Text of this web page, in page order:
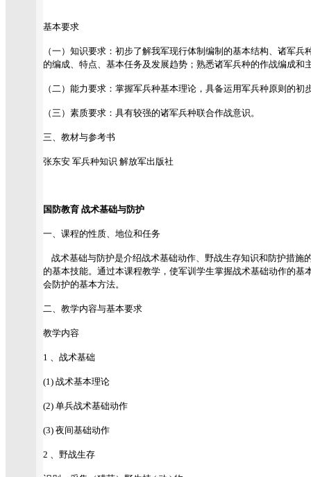
基本要求
（一）知识要求：初步了解我军现行体制编制的基本结构、诸军
的编成、特点、基本任务及发展趋势；熟悉诸军兵种的作战编成和
（二）能力要求：掌握军兵种基本理论，具备运用军兵种原则的初
（三）素质要求：具有较强的诸军兵种联合作战意识。
三、教材与参考书
张东安 军兵种知识 解放军出版社
国防教育 战术基础与防护
一、课程的性质、地位和任务
战术基础与防护是介绍战术基础动作、野战生存知识和防护措施
的基本技能。通过本课程教学，使军训学生掌握战术基础动作的基
会防护的基本方法。
二、教学内容与基本要求
教学内容
1 、战术基础
(1) 战术基本理论
(2) 单兵战术基础动作
(3) 夜间基础动作
2 、野战生存